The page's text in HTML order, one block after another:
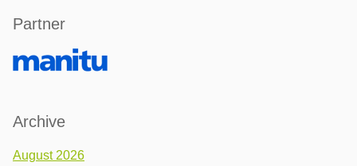
Partner
Archive
August 2026